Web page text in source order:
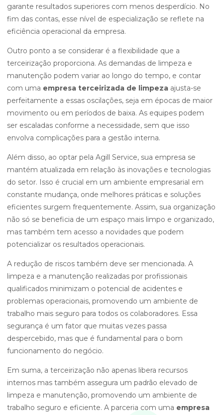
garante resultados superiores com menos desperdício. No
fim das contas, esse nível de especialização se reflete na
eficiência operacional da empresa.
Outro ponto a se considerar é a flexibilidade que a
terceirização proporciona. As demandas de limpeza e
manutenção podem variar ao longo do tempo, e contar
com uma empresa terceirizada de limpeza ajusta-se
perfeitamente a essas oscilações, seja em épocas de maior
movimento ou em períodos de baixa. As equipes podem
ser escaladas conforme a necessidade, sem que isso
envolva complicações para a gestão interna.
Além disso, ao optar pela Agill Service, sua empresa se
mantém atualizada em relação às inovações e tecnologias
do setor. Isso é crucial em um ambiente empresarial em
constante mudança, onde melhores práticas e soluções
eficientes surgem frequentemente. Assim, sua organização
não só se beneficia de um espaço mais limpo e organizado,
mas também tem acesso a novidades que podem
potencializar os resultados operacionais.
A redução de riscos também deve ser mencionada. A
limpeza e a manutenção realizadas por profissionais
qualificados minimizam o potencial de acidentes e
problemas operacionais, promovendo um ambiente de
trabalho mais seguro para todos os colaboradores. Essa
segurança é um fator que muitas vezes passa
despercebido, mas que é fundamental para o bom
funcionamento do negócio.
Em suma, a terceirização não apenas libera recursos
internos mas também assegura um padrão elevado de
limpeza e manutenção, promovendo um ambiente de
trabalho seguro e eficiente. A parceria com uma empresa